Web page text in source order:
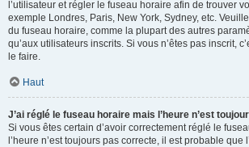
l’utilisateur et régler le fuseau horaire afin de trouver
exemple Londres, Paris, New York, Sydney, etc.
du fuseau horaire, comme la plupart des autres
qu’aux utilisateurs inscrits. Si vous n’êtes pas inscrit,
le faire.
Haut
J’ai réglé le fuseau horaire mais l’heure n’est
Si vous êtes certain d’avoir correctement réglé le
l’heure n’est toujours pas correcte, il est probable que